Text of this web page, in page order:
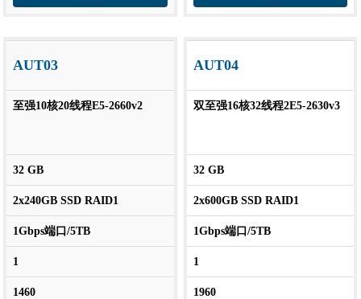
AUT03
至强10核20线程E5-2660v2
32 GB
2x240GB SSD RAID1
1Gbps端口/5TB
1
1460
AUT04
双至强16核32线程2E5-2630v3
32 GB
2x600GB SSD RAID1
1Gbps端口/5TB
1
1960